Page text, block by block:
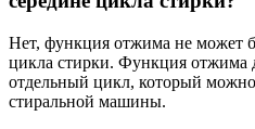
Нет, функция отжима не может
цикла стирки. Функция отжима
отдельный цикл, который
стиральной машины.